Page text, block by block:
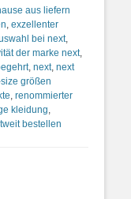
aus liefern
, exzellenter
bei next,
der marke next,
, next, next
größen
, renommierter
kleidung,
bestellen